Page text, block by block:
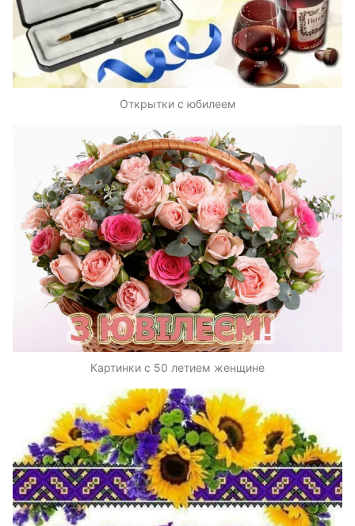
Открытки с юбилеем
Картинки с 50 летием женщине